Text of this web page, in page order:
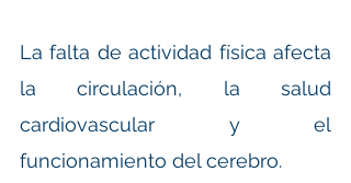
La falta de actividad física afecta
la circulación, la salud
cardiovascular y el
funcionamiento del cerebro.